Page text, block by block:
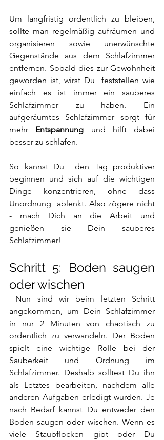
Um langfristig ordentlich zu bleiben,
sollte man regelmäßig aufräumen und
organisieren sowie unerwünschte
Gegenstände aus dem Schlafzimmer
entfernen. Sobald dies zur Gewohnheit
geworden ist, wirst Du  feststellen wie
einfach es ist immer ein sauberes
Schlafzimmer zu haben. Ein
aufgeräumtes Schlafzimmer sorgt für
mehr Entspannung und hilft dabei
besser zu schlafen.
So kannst Du  den Tag produktiver
beginnen und sich auf die wichtigen
Dinge konzentrieren, ohne dass
Unordnung  ablenkt. Also zögere nicht
- mach Dich an die Arbeit und
genießen sie Dein sauberes
Schlafzimmer!
Schritt 5: Boden saugen
oder wischen
angekommen, um Dein Schlafzimmer
in nur 2 Minuten von chaotisch zu
ordentlich zu verwandeln. Der Boden
spielt eine wichtige Rolle bei der
Sauberkeit und Ordnung im
Schlafzimmer. Deshalb solltest Du ihn
als Letztes bearbeiten, nachdem alle
anderen Aufgaben erledigt wurden. Je
nach Bedarf kannst Du entweder den
Boden saugen oder wischen. Wenn es
viele Staubflocken gibt oder Du